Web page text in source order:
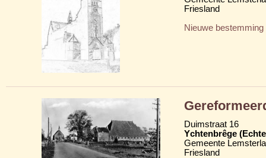
Friesland
Nieuwe bestemming
Duimstraat 16
Ychtenbrêge
Gemeente
Friesland